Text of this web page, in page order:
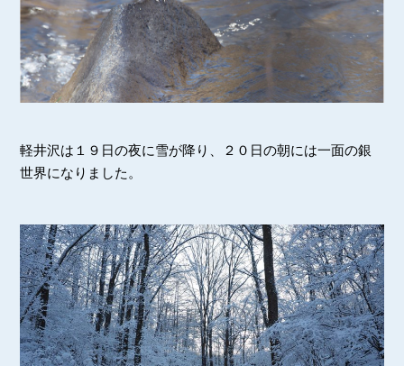
軽井沢は１９日の夜に雪が降り、２０日の朝には一面の銀
世界になりました。